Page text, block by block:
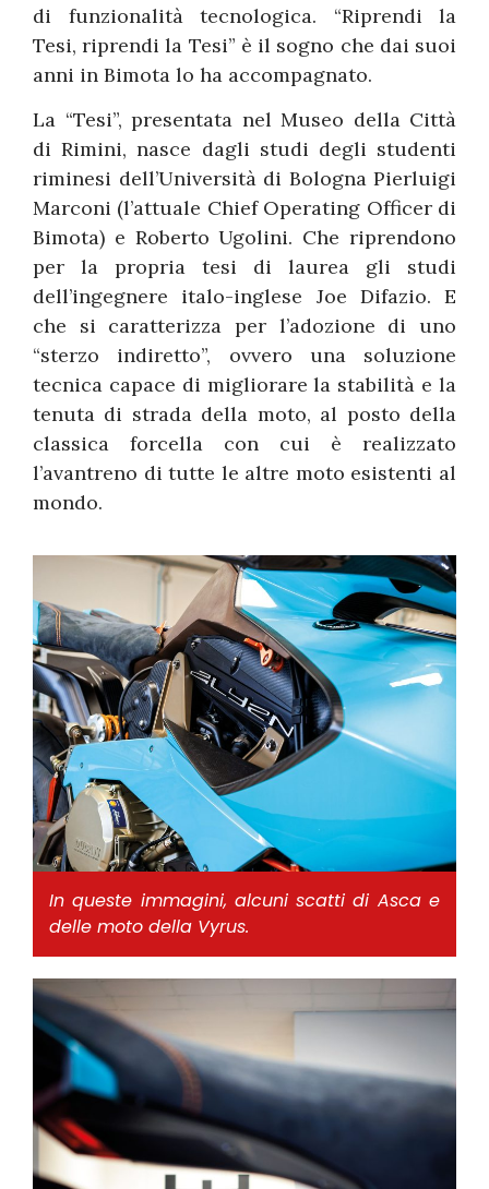
di funzionalità tecnologica. “Riprendi la
Tesi, riprendi la Tesi” è il sogno che dai suoi
anni in Bimota lo ha accompagnato.
La “Tesi”, presentata nel Museo della Città
di Rimini, nasce dagli studi degli studenti
riminesi dell’Università di Bologna Pierluigi
Marconi (l’attuale Chief Operating Officer di
Bimota) e Roberto Ugolini. Che riprendono
per la propria tesi di laurea gli studi
dell’ingegnere italo-inglese Joe Difazio. E
che si caratterizza per l’adozione di uno
“sterzo indiretto”, ovvero una soluzione
tecnica capace di migliorare la stabilità e la
tenuta di strada della moto, al posto della
classica forcella con cui è realizzato
l’avantreno di tutte le altre moto esistenti al
mondo.
In queste immagini, alcuni scatti di Asca e
delle moto della Vyrus.